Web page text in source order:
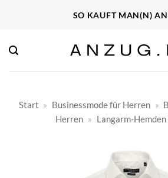
springen
SO KAUFT MAN(N)
Start » Businessmode für Herren »
Herren » Langarm-